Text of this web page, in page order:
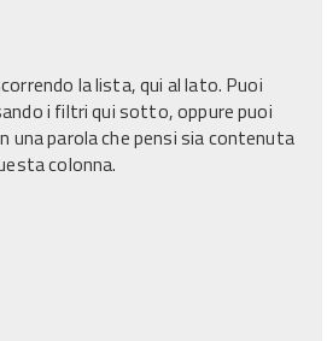
la lista, qui al lato. Puoi
i filtri qui sotto, oppure puoi
una parola che pensi sia contenuta
colonna.